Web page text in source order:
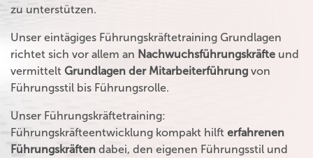
zu unterstützen.
Unser eintägiges Führungskräftetraining Grundlagen
richtet sich vor allem an Nachwuchsführungskräfte und
vermittelt Grundlagen der Mitarbeiterführung von
Führungsstil bis Führungsrolle.
Unser Führungskräftetraining:
Führungskräfteentwicklung kompakt hilft erfahrenen
Führungskräften dabei, den eigenen Führungsstil und